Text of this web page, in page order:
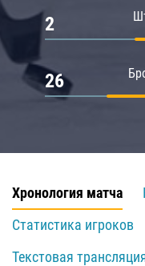
2
26
Хронология матча
Статистика игроков
Текстовая